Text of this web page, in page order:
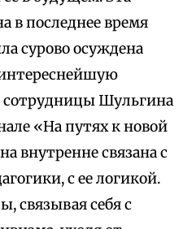
в последнее время
сурово осуждена
Шульгина
«На путях к новой
внутренне связана с
с ее логикой.
связывая себя с